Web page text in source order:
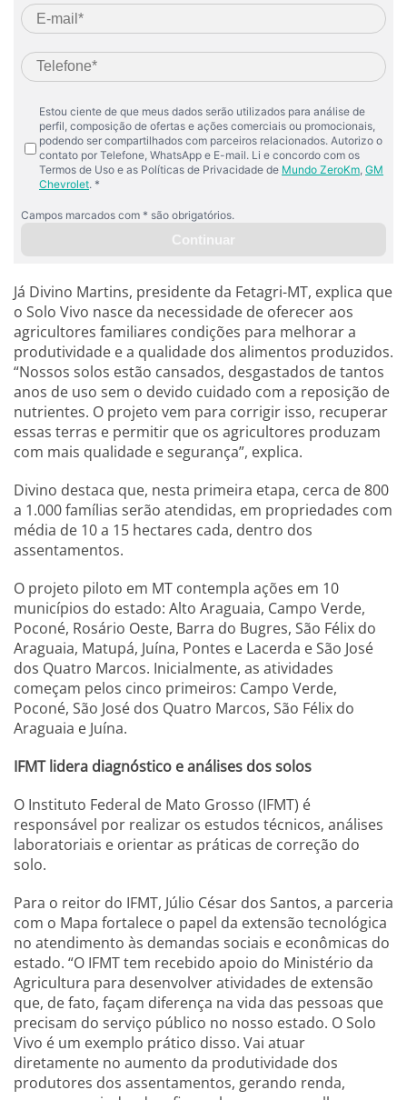
Já Divino Martins, presidente da Fetagri-MT, explica que
o Solo Vivo nasce da necessidade de oferecer aos
agricultores familiares condições para melhorar a
produtividade e a qualidade dos alimentos produzidos.
“Nossos solos estão cansados, desgastados de tantos
anos de uso sem o devido cuidado com a reposição de
nutrientes. O projeto vem para corrigir isso, recuperar
essas terras e permitir que os agricultores produzam
com mais qualidade e segurança”, explica.
Divino destaca que, nesta primeira etapa, cerca de 800
a 1.000 famílias serão atendidas, em propriedades com
média de 10 a 15 hectares cada, dentro dos
assentamentos.
O projeto piloto em MT contempla ações em 10
municípios do estado: Alto Araguaia, Campo Verde,
Poconé, Rosário Oeste, Barra do Bugres, São Félix do
Araguaia, Matupá, Juína, Pontes e Lacerda e São José
dos Quatro Marcos. Inicialmente, as atividades
começam pelos cinco primeiros: Campo Verde,
Poconé, São José dos Quatro Marcos, São Félix do
Araguaia e Juína.
IFMT lidera diagnóstico e análises dos solos
O Instituto Federal de Mato Grosso (IFMT) é
responsável por realizar os estudos técnicos, análises
laboratoriais e orientar as práticas de correção do
solo.
Para o reitor do IFMT, Júlio César dos Santos, a parceria
com o Mapa fortalece o papel da extensão tecnológica
no atendimento às demandas sociais e econômicas do
estado. “O IFMT tem recebido apoio do Ministério da
Agricultura para desenvolver atividades de extensão
que, de fato, façam diferença na vida das pessoas que
precisam do serviço público no nosso estado. O Solo
Vivo é um exemplo prático disso. Vai atuar
diretamente no aumento da produtividade dos
produtores dos assentamentos, gerando renda,